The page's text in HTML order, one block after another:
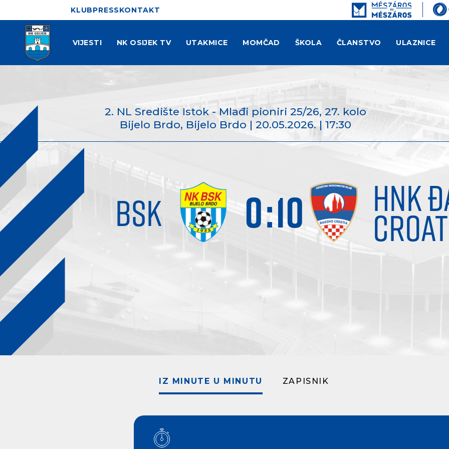
KLUBPRESSKONTAKT
VIJESTI NK OSIJEK TV UTAKMICE MOMČAD ŠKOLA ČLANSTVO ULAZNICE
2. NL Središte Istok - Mlađi pioniri 25/26, 27. kolo
Bijelo Brdo, Bijelo Brdo | 20.05.2026. | 17:30
BSK HNK
0:10
IZ MINUTE U MINUTU ZAPISNIK